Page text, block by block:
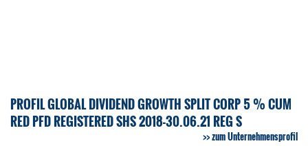
PROFIL GLOBAL DIVIDEND GROWTH SPLIT CORP 5 % CUM
RED PFD REGISTERED SHS 2018-30.06.21 REG S
zum Unternehmensprofil